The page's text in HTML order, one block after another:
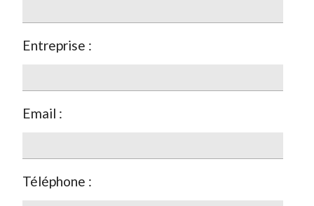
Entreprise :
Email :
Téléphone :